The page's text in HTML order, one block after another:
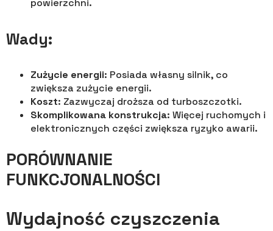
Wady:
Zużycie energii: Posiada własny silnik, co
zwiększa zużycie energii.
Koszt: Zazwyczaj droższa od turboszczotki.
Skomplikowana konstrukcja: Więcej ruchomych i
elektronicznych części zwiększa ryzyko awarii.
PORÓWNANIE
FUNKCJONALNOŚCI
Wydajność czyszczenia